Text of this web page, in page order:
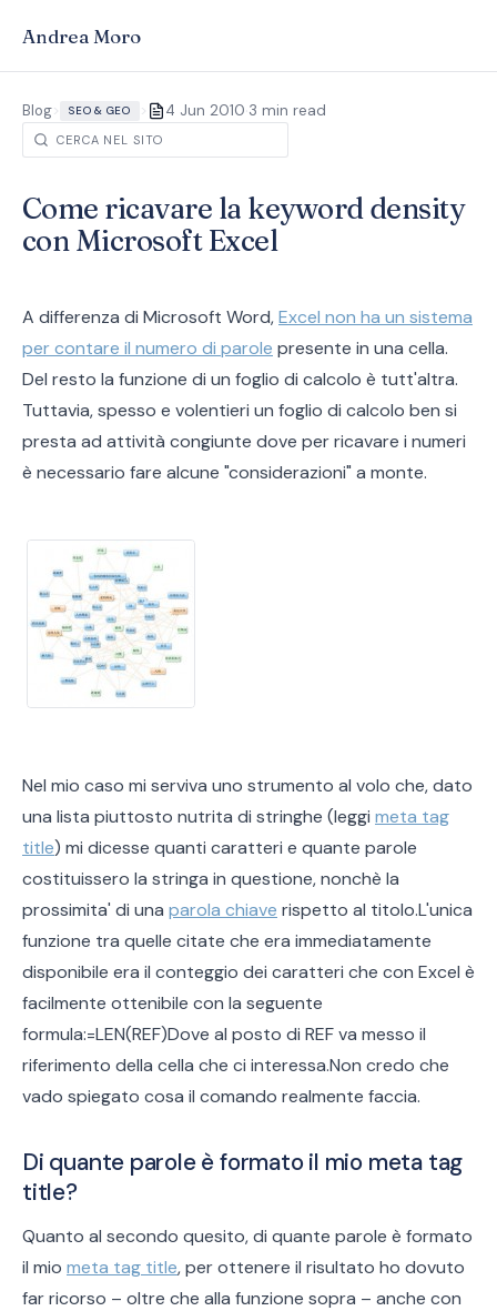
Andrea Moro
Blog> SEO & GEO > 4 Jun 2010·3 min read
Come ricavare la keyword density
con Microsoft Excel
A differenza di Microsoft Word,Excel non ha un sistema
per contare il numero di parole presente in una cella.
Del resto la funzione di un foglio di calcolo è tutt'altra.
Tuttavia, spesso e volentieri un foglio di calcolo ben si
presta ad attività congiunte dove per ricavare i numeri
è necessario fare alcune "considerazioni" a monte.
Nel mio caso mi serviva uno strumento al volo che, dato
una lista piuttosto nutrita di stringhe (leggi meta tag
title) mi dicesse quanti caratteri e quante parole
costituissero la stringa in questione, nonchè la
prossimita' di una parola chiave rispetto al titolo.L'unica
funzione tra quelle citate che era immediatamente
disponibile era il conteggio dei caratteri che con Excel è
facilmente ottenibile con la seguente
formula:=LEN(REF)Dove al posto di REF va messo il
riferimento della cella che ci interessa.Non credo che
vado spiegato cosa il comando realmente faccia.
Di quante parole è formato il mio meta tag
title?
Quanto al secondo quesito, di quante parole è formato
il mio meta tag title, per ottenere il risultato ho dovuto
far ricorso – oltre che alla funzione sopra – anche con